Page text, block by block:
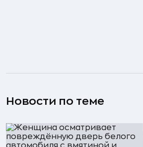
Новости по теме